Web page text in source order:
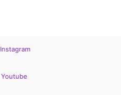
Instagram
Youtube